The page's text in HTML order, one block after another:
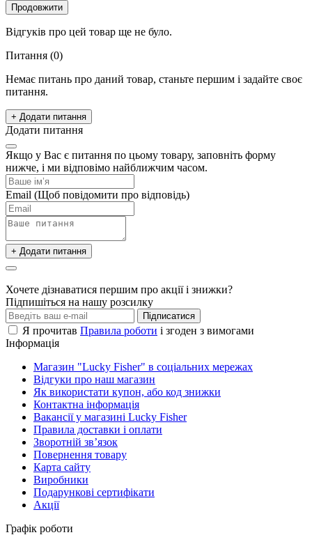
Продовжити
Відгуків про цей товар ще не було.
Питання (0)
Немає питань про даний товар, станьте першим і задайте своє
питання.
+ Додати питання
Додати питання
Якщо у Вас є питання по цьому товару, заповніть форму
нижче, і ми відповімо найближчим часом.
Email (Щоб повідомити про відповідь)
+ Додати питання
Хочете дізнаватися першим про акції і знижки?
Підпишіться на нашу розсилку
Підписатися
Я прочитав Правила роботи і згоден з вимогами
Інформація
Магазин "Lucky Fisher" в соціальних мережах
Відгуки про наш магазин
Як використати купон, або код знижки
Контактна інформація
Вакансії у магазині Lucky Fisher
Правила доставки і оплати
Зворотній зв’язок
Повернення товару
Карта сайту
Виробники
Подарункові сертифікати
Акції
Графік роботи